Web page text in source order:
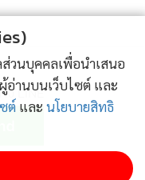
LINE
ส่วนบุคคลเพื่อนำเสนอ
านบนเว็บไซต์ และ
ต์ และ นโยบายสิทธิ